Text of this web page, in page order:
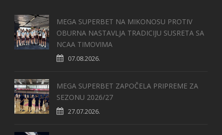
MEGA SUPERBET NA MIKONOSU PROTIV
OBURNA NASTAVLJA TRADICIJU SUSRETA SA
NCAA TIMOVIMA
07.08.2026.
MEGA SUPERBET ZAPOČELA PRIPREME ZA
SEZONU 2026/27
27.07.2026.